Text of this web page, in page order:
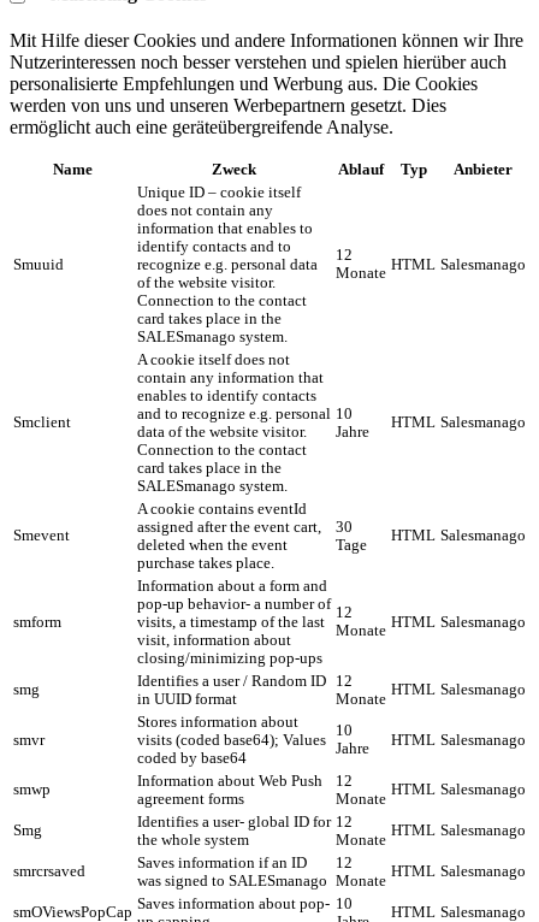
Mit Hilfe dieser Cookies und andere Informationen können wir Ihre
Nutzerinteressen noch besser verstehen und spielen hierüber auch
personalisierte Empfehlungen und Werbung aus. ​Die Cookies
werden von uns und unseren Werbepartnern gesetzt. Dies
ermöglicht auch eine geräteübergreifende Analyse.
Name Zweck Ablauf Typ Anbieter
Smuuid
Unique ID – cookie itself
does not contain any
information that enables to
identify contacts and to
recognize e.g. personal data
of the website visitor.
Connection to the contact
card takes place in the
SALESmanago system.
12
Monate HTML Salesmanago
Smclient
A cookie itself does not
contain any information that
enables to identify contacts
and to recognize e.g. personal
data of the website visitor.
Connection to the contact
card takes place in the
SALESmanago system.
10
Jahre
HTML Salesmanago
Smevent
A cookie contains eventId
assigned after the event cart,
deleted when the event
purchase takes place.
30
Tage
HTML Salesmanago
smform
Information about a form and
pop-up behavior- a number of
visits, a timestamp of the last
visit, information about
closing/minimizing pop-ups
12
Monate HTML Salesmanago
smg
Identifies a user / Random ID
in UUID format
12
Monate
HTML Salesmanago
smvr
Stores information about
visits (coded base64); Values
coded by base64
10
Jahre
HTML Salesmanago
smwp
Information about Web Push
agreement forms
12
Monate
HTML Salesmanago
Smg
Identifies a user- global ID for
the whole system
12
Monate
HTML Salesmanago
smrcrsaved
Saves information if an ID
was signed to SALESmanago
12
Monate
HTML Salesmanago
smOViewsPopCap Saves information about pop- 10
HTML Salesmanago